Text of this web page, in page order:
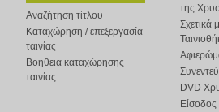
Αναζήτηση τίτλου
Καταχώρηση / επεξεργασία
ταινίας
Βοήθεια καταχώρησης
ταινίας
της
Σχετικά
DVD